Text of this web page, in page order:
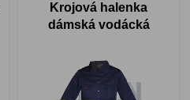
Krojová halenka
dámská vodácká